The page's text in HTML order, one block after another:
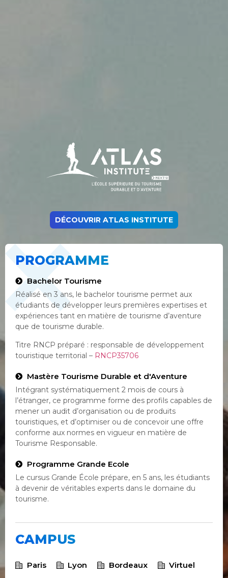
DÉCOUVRIR ATLAS INSTITUTE
PROGRAMME
Bachelor Tourisme
Réalisé en 3 ans, le bachelor tourisme permet aux
étudiants de développer leurs premières expertises et
expériences tant en matière de tourisme d’aventure
que de tourisme durable.
Titre RNCP préparé : responsable de développement
touristique territorial – RNCP35706
Mastère Tourisme Durable et d'Aventure
Intégrant systématiquement 2 mois de cours à
l’étranger, ce programme forme des profils capables de
mener un audit d’organisation ou de produits
touristiques, et d’optimiser ou de concevoir une offre
conforme aux normes en vigueur en matière de
Tourisme Responsable.
Programme Grande Ecole
Le cursus Grande École prépare, en 5 ans, les étudiants
à devenir de véritables experts dans le domaine du
tourisme.
CAMPUS
Paris Lyon Bordeaux Virtuel